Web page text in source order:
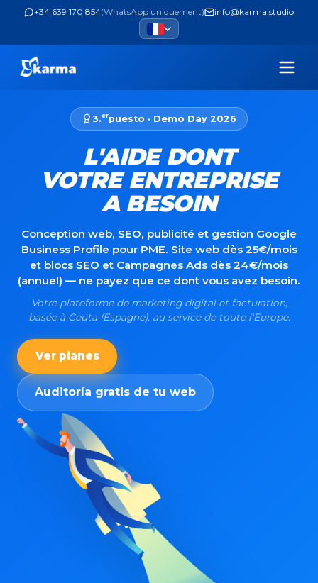
+34 639 170 854(WhatsApp uniquement) info@karma.studio
3.erpuesto · Demo Day 2026
L'AIDE DONT
VOTRE ENTREPRISE
A BESOIN
Conception web, SEO, publicité et gestion Google
Business Profile pour PME. Site web dès 25€/mois
et blocs SEO et Campagnes Ads dès 24€/mois
(annuel) — ne payez que ce dont vous avez besoin.
Votre plateforme de marketing digital et facturation,
basée à Ceuta (Espagne), au service de toute l'Europe.
Ver planes
Auditoría gratis de tu web